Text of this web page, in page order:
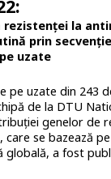
rezistenței la
prin
uzate
pe uzate din 243
de la DTU
genelor de
se bazează
globală, a fost